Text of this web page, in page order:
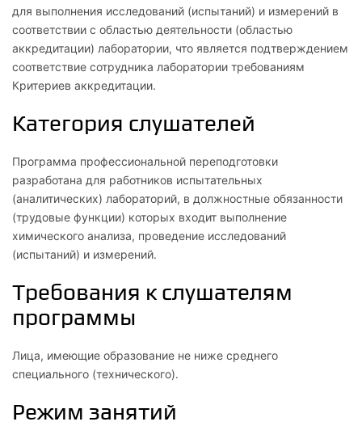
для выполнения исследований (испытаний) и измерений в
соответствии с областью деятельности (областью
аккредитации) лаборатории, что является подтверждением
соответствие сотрудника лаборатории требованиям
Критериев аккредитации.
Категория слушателей
Программа профессиональной переподготовки
разработана для работников испытательных
(аналитических) лабораторий, в должностные обязанности
(трудовые функции) которых входит выполнение
химического анализа, проведение исследований
(испытаний) и измерений.
Требования к слушателям
программы
Лица, имеющие образование не ниже среднего
специального (технического).
Режим занятий